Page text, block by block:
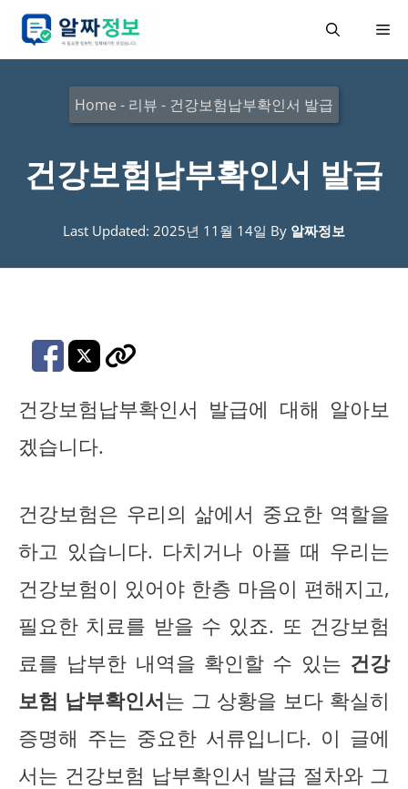
메
Home - 리뷰 - 건강보험납부확인서 발급
건강보험납부확인서 발급
Last Updated: 2025년 11월 14일 By 알짜정보
건강보험납부확인서 발급에 대해 알아보
겠습니다.
건강보험은 우리의 삶에서 중요한 역할을
하고 있습니다. 다치거나 아플 때 우리는
건강보험이 있어야 한층 마음이 편해지고,
필요한 치료를 받을 수 있죠. 또 건강보험
료를 납부한 내역을 확인할 수 있는 건강
보험 납부확인서는 그 상황을 보다 확실히
증명해 주는 중요한 서류입니다. 이 글에
서는 건강보험 납부확인서 발급 절차와 그